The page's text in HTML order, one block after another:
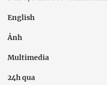
English
Ảnh
Multimedia
24h qua